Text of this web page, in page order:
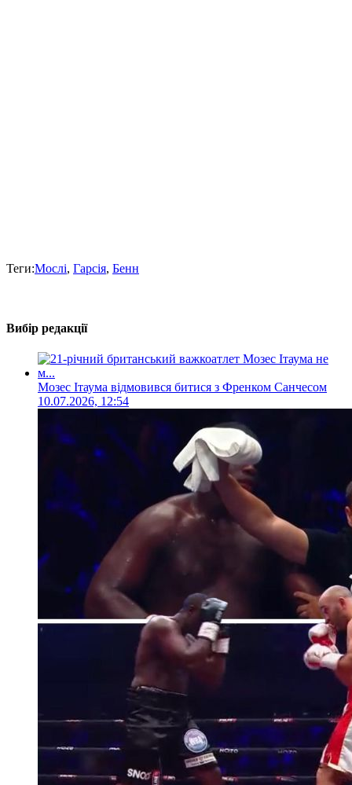
Теги:Мослі, Гарсія, Бенн
Вибір редакції
Мозес Ітаума відмовився битися з Френком Санчесом
10.07.2026, 12:54